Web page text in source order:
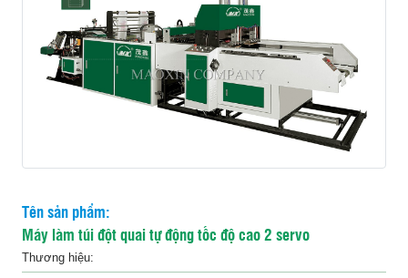
Tên sản phẩm:
Máy làm túi đột quai tự động tốc độ cao 2 servo
Thương hiệu: